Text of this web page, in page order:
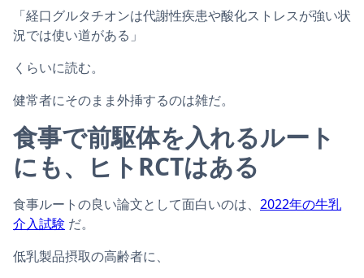
「経口グルタチオンは代謝性疾患や酸化ストレスが強い状
況では使い道がある」
くらいに読む。
健常者にそのまま外挿するのは雑だ。
食事で前駆体を入れるルート
にも、ヒトRCTはある
食事ルートの良い論文として面白いのは、 2022年の牛乳
介入試験 だ。
低乳製品摂取の高齢者に、